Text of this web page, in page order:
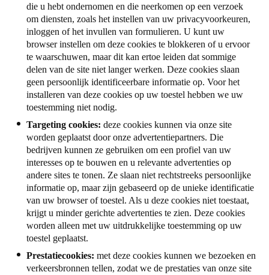
die u hebt ondernomen en die neerkomen op een verzoek
om diensten, zoals het instellen van uw privacyvoorkeuren,
inloggen of het invullen van formulieren. U kunt uw
browser instellen om deze cookies te blokkeren of u ervoor
te waarschuwen, maar dit kan ertoe leiden dat sommige
delen van de site niet langer werken. Deze cookies slaan
geen persoonlijk identificeerbare informatie op. Voor het
installeren van deze cookies op uw toestel hebben we uw
toestemming niet nodig.
Targeting cookies: deze cookies kunnen via onze site
worden geplaatst door onze advertentiepartners. Die
bedrijven kunnen ze gebruiken om een profiel van uw
interesses op te bouwen en u relevante advertenties op
andere sites te tonen. Ze slaan niet rechtstreeks persoonlijke
informatie op, maar zijn gebaseerd op de unieke identificatie
van uw browser of toestel. Als u deze cookies niet toestaat,
krijgt u minder gerichte advertenties te zien. Deze cookies
worden alleen met uw uitdrukkelijke toestemming op uw
toestel geplaatst.
Prestatiecookies: met deze cookies kunnen we bezoeken en
verkeersbronnen tellen, zodat we de prestaties van onze site